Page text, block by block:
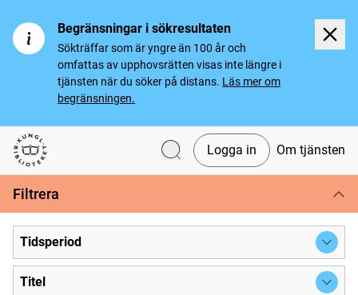
Begränsningar i sökresultaten
Sökträffar som är yngre än 100 år och
omfattas av upphovsrätten visas inte längre i
tjänsten när du söker på distans. Läs mer om
begränsningen.
Svenska tidningar
Logga in Om tjänsten
Filtrera
Tidsperiod
Titel